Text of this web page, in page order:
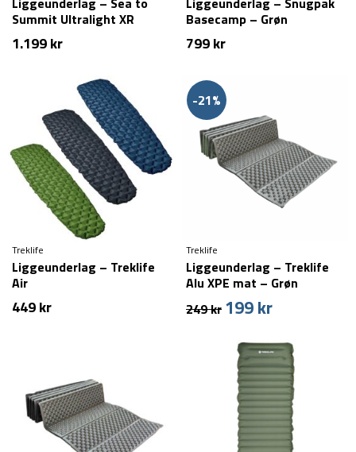
Summit Ultralight XR
Insulated Mat – Regular
1.199kr
Basecamp – Grøn
799kr
Treklife
Liggeunderlag – Treklife
Air
449kr
-21%
Treklife
Liggeunderlag – Treklife
Alu XPE mat – Grøn
249kr Den
pris
var:
249 kr.
199krDen
pris
er:
199 kr.